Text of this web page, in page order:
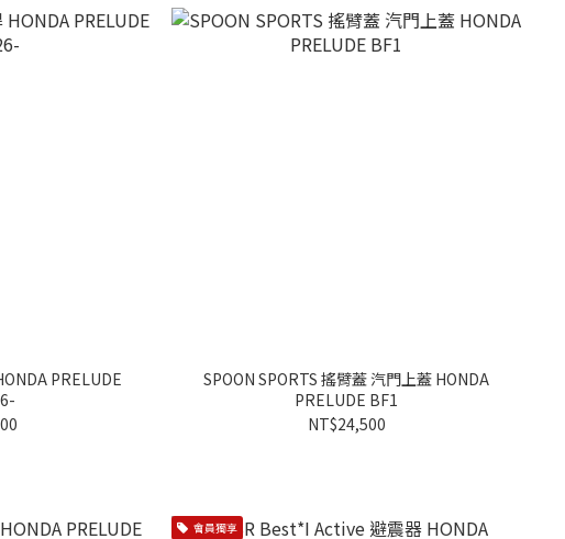
PRELUDE
SPOON SPORTS 搖臂蓋 汽門上蓋 HONDA
PRELUDE BF1
NT$24,500
會員獨享